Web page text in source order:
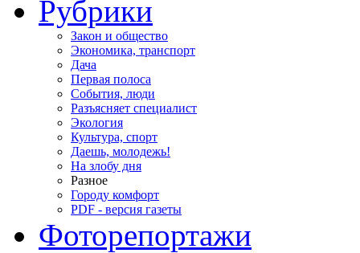
Рубрики
Закон и общество
Экономика, транспорт
Дача
Первая полоса
События, люди
Разъясняет специалист
Экология
Культура, спорт
Даешь, молодежь!
На злобу дня
Разное
Городу комфорт
PDF - версия газеты
Фоторепортажи